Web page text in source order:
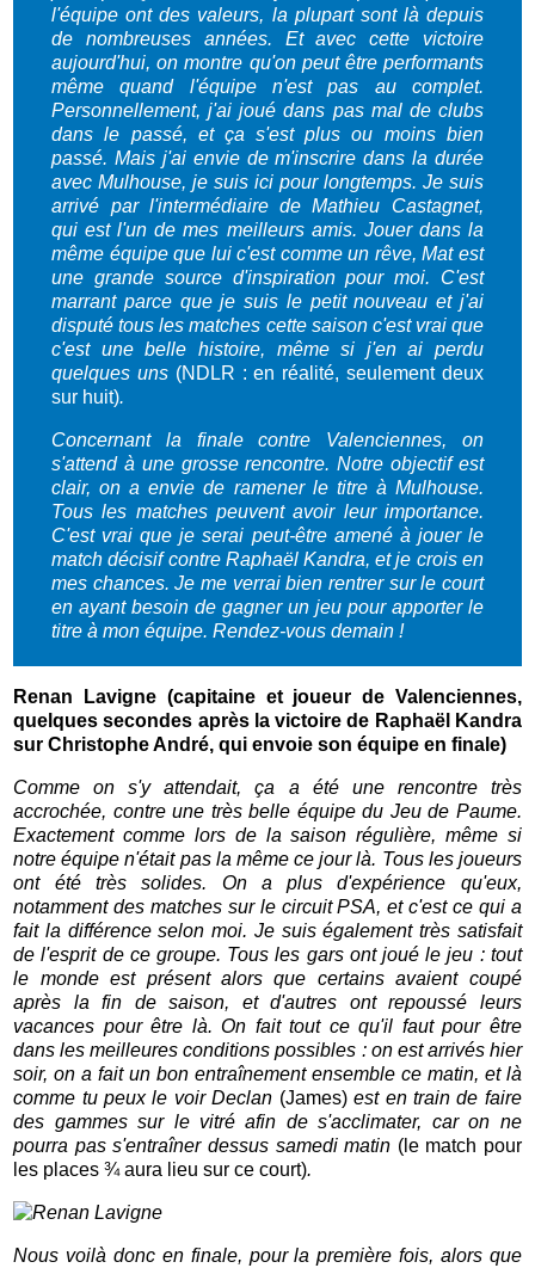
l'équipe ont des valeurs, la plupart sont là depuis
de nombreuses années. Et avec cette victoire
aujourd'hui, on montre qu'on peut être performants
même quand l'équipe n'est pas au complet.
Personnellement, j'ai joué dans pas mal de clubs
dans le passé, et ça s'est plus ou moins bien
passé. Mais j'ai envie de m'inscrire dans la durée
avec Mulhouse, je suis ici pour longtemps. Je suis
arrivé par l'intermédiaire de Mathieu Castagnet,
qui est l'un de mes meilleurs amis. Jouer dans la
même équipe que lui c'est comme un rêve, Mat est
une grande source d'inspiration pour moi. C'est
marrant parce que je suis le petit nouveau et j'ai
disputé tous les matches cette saison c'est vrai que
c'est une belle histoire, même si j'en ai perdu
quelques uns (NDLR : en réalité, seulement deux
sur huit).
Concernant la finale contre Valenciennes, on
s'attend à une grosse rencontre. Notre objectif est
clair, on a envie de ramener le titre à Mulhouse.
Tous les matches peuvent avoir leur importance.
C'est vrai que je serai peut-être amené à jouer le
match décisif contre Raphaël Kandra, et je crois en
mes chances. Je me verrai bien rentrer sur le court
en ayant besoin de gagner un jeu pour apporter le
titre à mon équipe. Rendez-vous demain !
Renan Lavigne (capitaine et joueur de Valenciennes,
quelques secondes après la victoire de Raphaël Kandra
sur Christophe André, qui envoie son équipe en finale)
Comme on s'y attendait, ça a été une rencontre très
accrochée, contre une très belle équipe du Jeu de Paume.
Exactement comme lors de la saison régulière, même si
notre équipe n'était pas la même ce jour là. Tous les joueurs
ont été très solides. On a plus d'expérience qu'eux,
notamment des matches sur le circuit PSA, et c'est ce qui a
fait la différence selon moi. Je suis également très satisfait
de l'esprit de ce groupe. Tous les gars ont joué le jeu : tout
le monde est présent alors que certains avaient coupé
après la fin de saison, et d'autres ont repoussé leurs
vacances pour être là. On fait tout ce qu'il faut pour être
dans les meilleures conditions possibles : on est arrivés hier
soir, on a fait un bon entraînement ensemble ce matin, et là
comme tu peux le voir Declan (James)est en train de faire
des gammes sur le vitré afin de s'acclimater, car on ne
pourra pas s'entraîner dessus samedi matin (le match pour
les places ¾ aura lieu sur ce court).
Nous voilà donc en finale, pour la première fois, alors que